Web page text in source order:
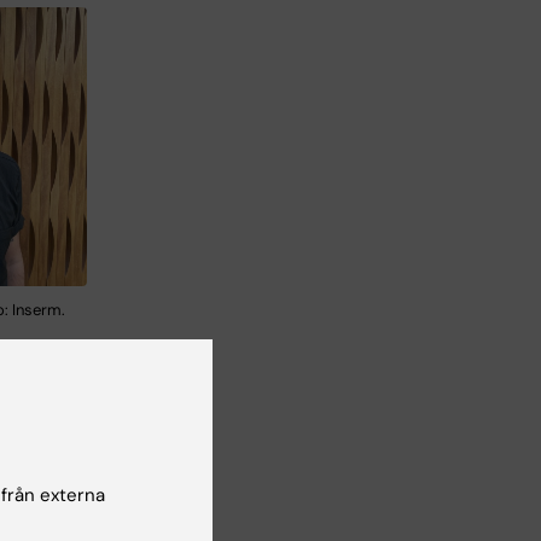
Inserm.
externa